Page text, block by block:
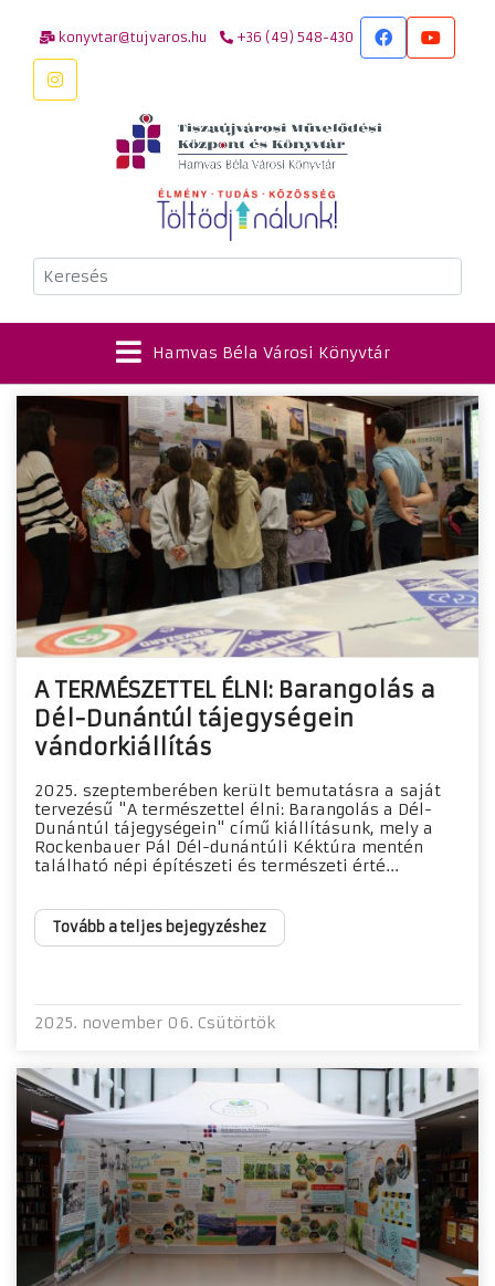
konyvtar@tujvaros.hu +36 (49) 548-430
Keresés
Hamvas Béla Városi Könyvtár
A TERMÉSZETTEL ÉLNI: Barangolás a
Dél-Dunántúl tájegységein
vándorkiállítás
2025. szeptemberében került bemutatásra a saját
tervezésű "A természettel élni: Barangolás a Dél-
Dunántúl tájegységein" című kiállításunk, mely a
Rockenbauer Pál Dél-dunántúli Kéktúra mentén
található népi építészeti és természeti érté...
Tovább a teljes bejegyzéshez
2025. november 06. Csütörtök